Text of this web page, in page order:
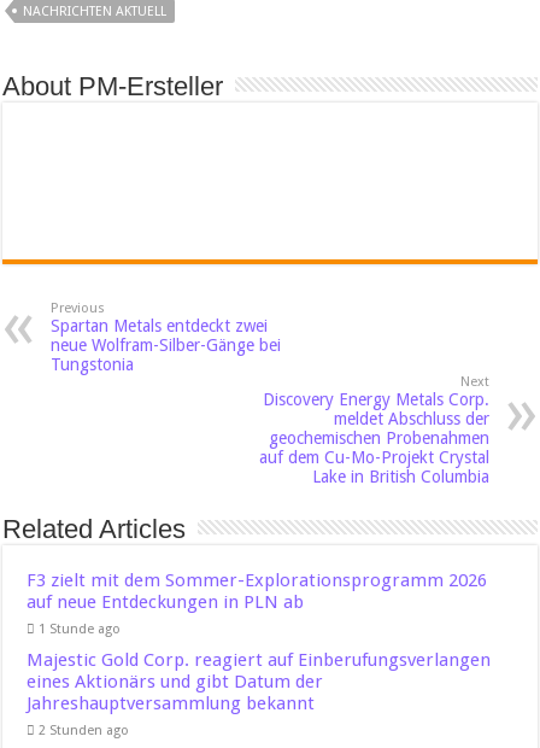
NACHRICHTEN AKTUELL
About PM-Ersteller
Previous
Spartan Metals entdeckt zwei
neue Wolfram-Silber-Gänge bei
Tungstonia
Next
Discovery Energy Metals Corp.
meldet Abschluss der
geochemischen Probenahmen
auf dem Cu-Mo-Projekt Crystal
Lake in British Columbia
Related Articles
F3 zielt mit dem Sommer-Explorationsprogramm 2026
auf neue Entdeckungen in PLN ab
1 Stunde ago
Majestic Gold Corp. reagiert auf Einberufungsverlangen
eines Aktionärs und gibt Datum der
Jahreshauptversammlung bekannt
2 Stunden ago